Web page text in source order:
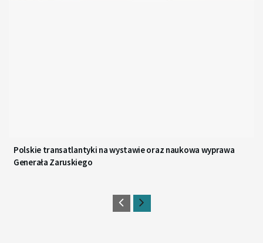
Polskie transatlantyki na wystawie oraz naukowa wyprawa
Generała Zaruskiego